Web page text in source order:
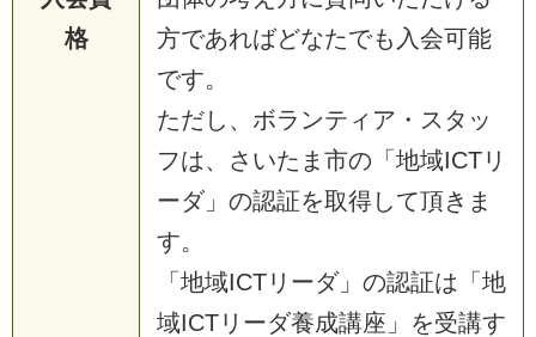
格
方であればどなたでも入会可能
です。
ただし、ボランティア・スタッ
フは、さいたま市の「地域ICTリ
ーダ」の認証を取得して頂きま
す。
「地域ICTリーダ」の認証は「地
域ICTリーダ養成講座」を受講す